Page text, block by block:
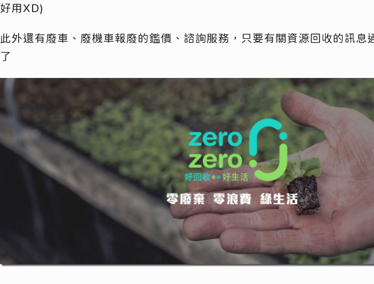
好用XD)
此外還有廢車、廢機車報廢的鑑價、諮詢服務，只要有關資源回收的訊
了